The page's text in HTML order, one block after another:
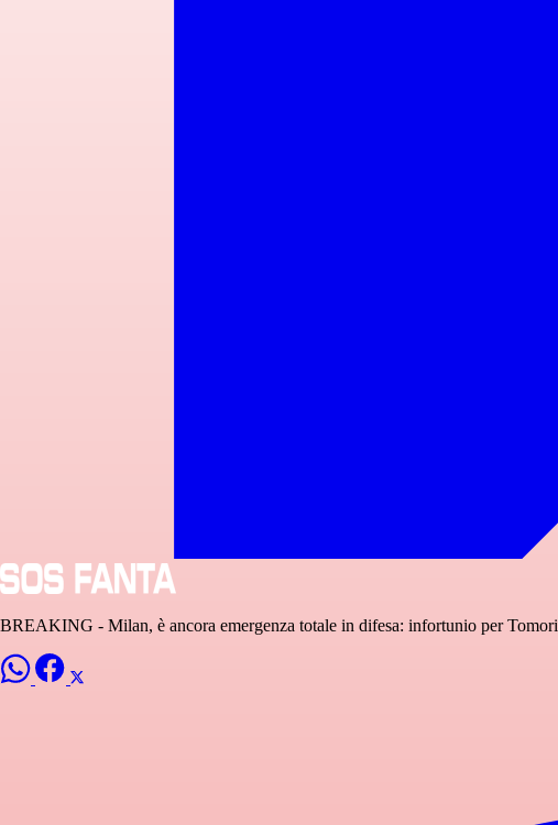
BREAKING - Milan, è ancora emergenza totale in difesa: infortunio per Tomori